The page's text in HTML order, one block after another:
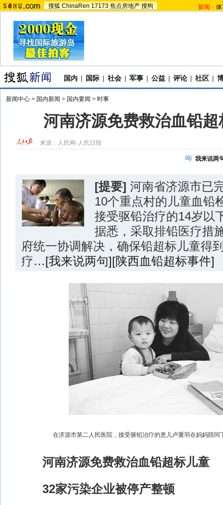
搜狐 ChinaRen 17173 焦点房地产 搜狗 新闻 -
国内 | 国际 | 社会 | 军事 | 公益 | 评论 | 社区 |
新闻中心 > 国内新闻 > 国内要闻 > 时事
河南济源免费救治血铅
来源： 人民网-人民日报
我来说两
[提要] 河南省济源市已
10个重点村的儿童血铅
接受驱铅治疗的14岁以
据悉，采取排铅医疗措
府统一协调解决，确保铅超标儿童得
疗…[我来说两句][陕西血铅超标事件]
在济源市第二人民医院，接受驱铅治疗的患儿卢重羽在妈妈陪同
河南济源免费救治血铅超标儿童
32家污染企业被停产整顿